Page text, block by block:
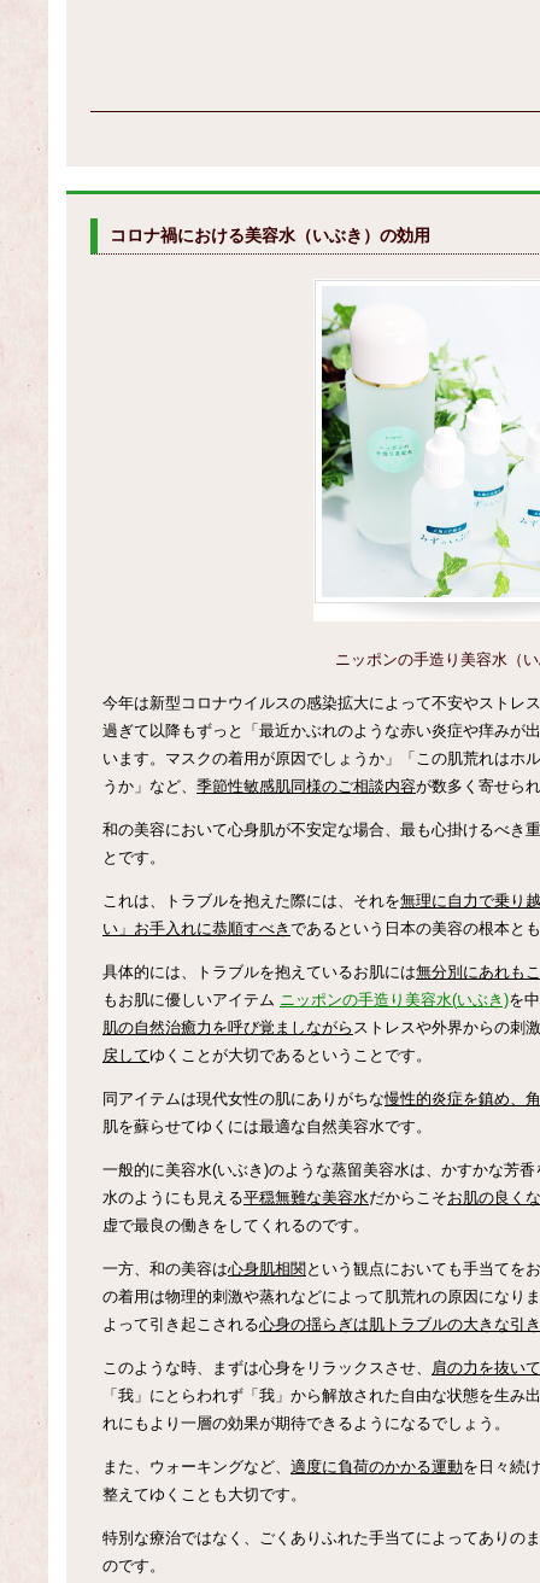
コロナ禍における美容水（いぶき）の効用
ニッポンの手造り美容水（
今年は新型コロナウイルスの感染拡大によって不安やストレ
過ぎて以降もずっと「最近かぶれのような赤い炎症や痒みが
います。マスクの着用が原因でしょうか」「この肌荒れはホ
うか」など、 季節性敏感肌同様のご相談内容が数多く寄せら
和の美容において心身肌が不安定な場合、最も心掛けるべき
とです。
これは、トラブルを抱えた際には、それを無理に自力で乗り
い」お手入れに恭順すべき であるという日本の美容の根本と
具体的には、トラブルを抱えているお肌には無分別にあれも
もお肌に優しいアイテム ニッポンの手造り美容水(いぶき)を
肌の自然治癒力を呼び覚ましながら ストレスや外界からの刺
戻してゆくことが大切であるということです。
同アイテムは現代女性の肌にありがちな慢性的炎症を鎮め、
肌を蘇らせてゆくには最適な自然美容水です。
一般的に美容水(いぶき)のような蒸留美容水は、かすかな芳
水のようにも見える平穏無難な美容水だからこそお肌の良く
虚で最良の働きをしてくれるのです。
一方、和の美容は心身肌相関 という観点においても手当てを
の着用は物理的刺激や蒸れなどによって肌荒れの原因になり
よって引き起こされる心身の揺らぎは肌トラブルの大きな引
このような時、まずは心身をリラックスさせ、 肩の力を抜い
「我」にとらわれず「我」から解放された自由な状態を生み
れにもより一層の効果が期待できるようになるでしょう。
また、ウォーキングなど、 適度に負荷のかかる運動を日々続
整えてゆくことも大切です。
特別な療治ではなく、ごくありふれた手当てによってありの
のです。